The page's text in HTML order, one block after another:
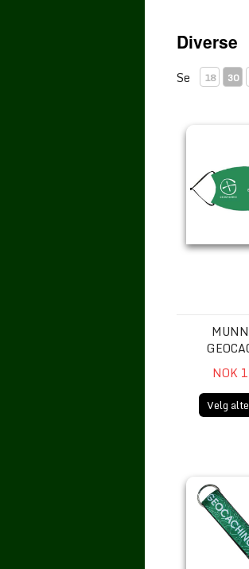
Diverse
Se 18 30
NOK
Velg